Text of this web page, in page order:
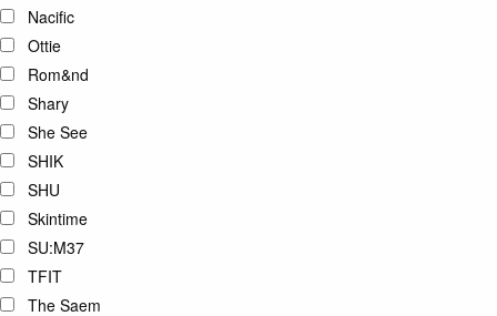
Nacific
Ottie
Rom&nd
Shary
She See
SHIK
SHU
Skintime
SU:M37
TFIT
The Saem